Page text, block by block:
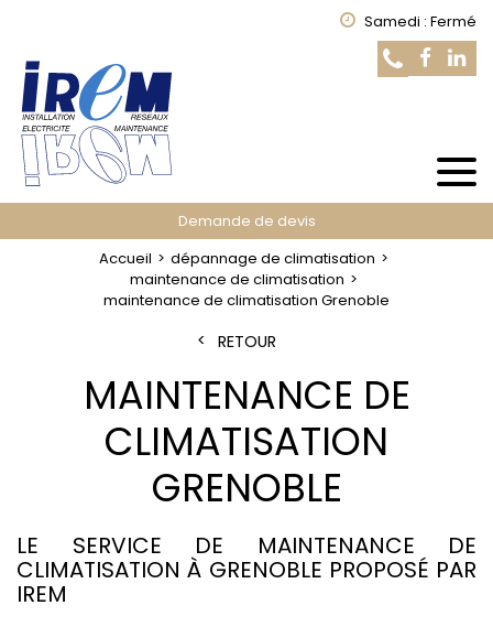
Samedi : Fermé
Demande de devis
Accueil
dépannage de climatisation
maintenance de climatisation
maintenance de climatisation Grenoble
RETOUR
MAINTENANCE DE
CLIMATISATION
GRENOBLE
LE SERVICE DE MAINTENANCE DE
CLIMATISATION À GRENOBLE PROPOSÉ PAR
IREM